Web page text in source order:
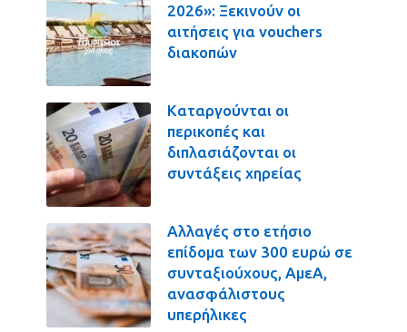
2026»: Ξεκινούν οι
αιτήσεις για vouchers
διακοπών
Καταργούνται οι
περικοπές και
διπλασιάζονται οι
συντάξεις χηρείας
Αλλαγές στο ετήσιο
επίδομα των 300 ευρώ σε
συνταξιούχους, ΑμεΑ,
ανασφάλιστους
υπερήλικες